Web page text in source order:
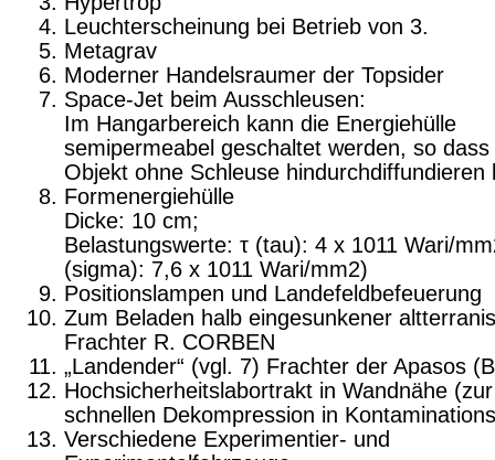
Leuchterscheinung bei Betrieb von 3.
Metagrav
Moderner Handelsraumer der Topsider
Space-Jet beim Ausschleusen:
Im Hangarbereich kann die Energiehülle
semipermeabel geschaltet werden, so dass
Objekt ohne Schleuse hindurchdiffundieren
Formenergiehülle
Dicke: 10 cm;
Belastungswerte: τ (tau): 4 x 1011 Wari/
(sigma): 7,6 x 1011 Wari/mm2)
Positionslampen und Landefeldbefeuerung
Zum Beladen halb eingesunkener
Frachter R. CORBEN
„Landender“ (vgl. 7) Frachter der Apasos
Hochsicherheitslabortrakt in Wandnähe (zur
schnellen Dekompression in
Verschiedene Experimentier- und